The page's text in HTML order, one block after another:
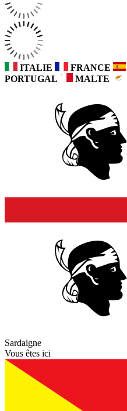
ITALIE FRANCE
PORTUGAL
MALTE
Sardaigne
Vous êtes ici